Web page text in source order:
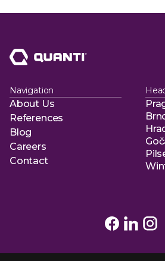
Navigation
About Us
About Us
References
References
Blog
Blog
Careers
Careers
Contact